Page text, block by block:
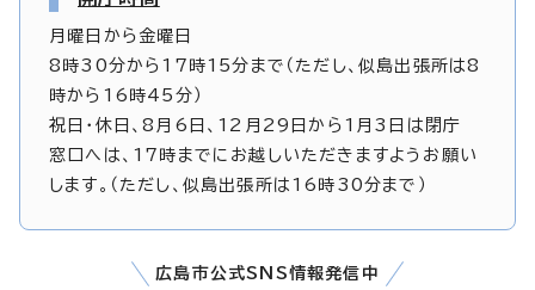
月曜日から金曜日
8時30分から17時15分まで（ただし、似島出張所は8
時から16時45分）
祝日・休日、8月6日、12月29日から1月3日は閉庁
窓口へは、17時までにお越しいただきますようお願い
します。（ただし、似島出張所は16時30分まで）
広島市公式SNS情報発信中